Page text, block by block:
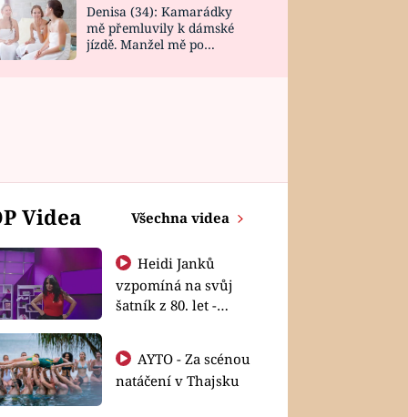
Denisa (34): Kamarádky
mě přemluvily k dámské
jízdě. Manžel mě po
Videa Všechna videa
Heidi Janků
vzpomíná na svůj
šatník z 80. let -
natáčení v Thajsku